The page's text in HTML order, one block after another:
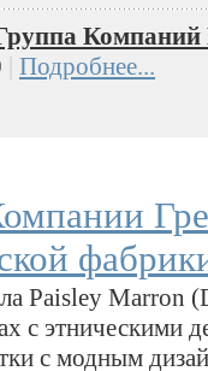
Компаний
Подробнее...
Paisley Marron
с этническими
c модным